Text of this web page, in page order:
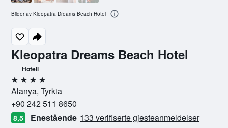
Kleopatra Dreams Beach Hotel
Hotell
4 stjerner
Alanya, Tyrkia
+90 242 511 8650
8,5 Enestående 133 verifiserte gjesteanmeldelser
Bilder av Kleopatra Dreams Beach Hotel